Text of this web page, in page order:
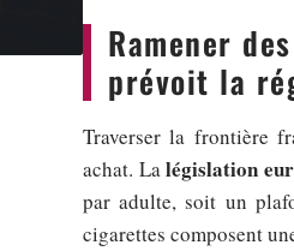
Ramener
prévoit la
Traverser la frontière
achat. Lalégislation
par adulte, soit un
cigarettes composent